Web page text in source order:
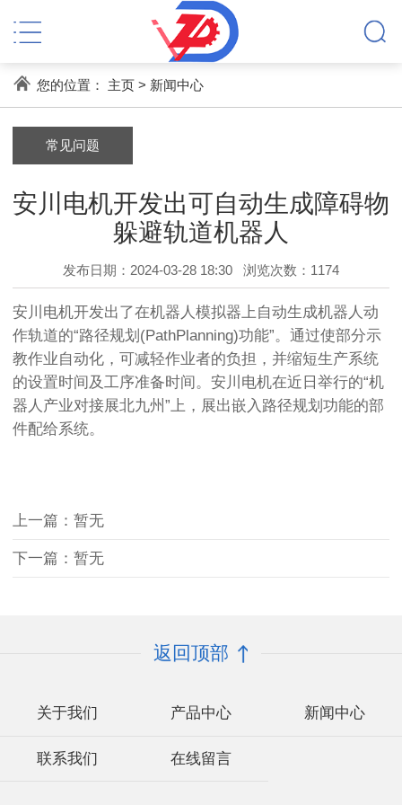
您的位置： 主页> 新闻中心
常见问题
安川电机开发出可自动生成障碍物
躲避轨道机器人
发布日期：2024-03-28 18:30 浏览次数： 1174
安川电机开发出了在机器人模拟器上自动生成机器人动
作轨道的“路径规划(PathPlanning)功能”。通过使部分示
教作业自动化，可减轻作业者的负担，并缩短生产系统
的设置时间及工序准备时间。安川电机在近日举行的“机
器人产业对接展北九州”上，展出嵌入路径规划功能的部
件配给系统。
上一篇：暂无
下一篇：暂无
返回顶部
关于我们 产品中心 新闻中心
联系我们 在线留言